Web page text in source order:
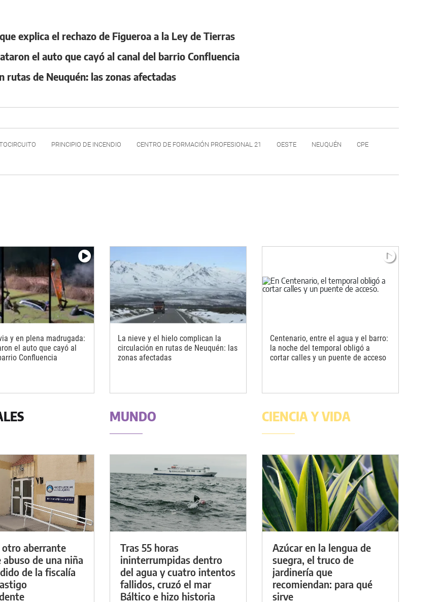
explica el rechazo de Figueroa a la Ley de Tierras
el auto que cayó al canal del barrio Confluencia
rutas de Neuquén: las zonas afectadas
PRINCIPIO DE INCENDIO CENTRO DE FORMACIÓN PROFESIONAL 21 OESTE NEUQUÉN
CPE
y en plena madrugada:
el auto que cayó al
Confluencia
La nieve y el hielo complican la
circulación en rutas de Neuquén: las
zonas afectadas
Centenario, entre el agua y el barro:
la noche del temporal obligó a
cortar calles y un puente de acceso
otro aberrante
abuso de una niña
de la fiscalía
MUNDO
Tras 55 horas
ininterrumpidas dentro
del agua y cuatro intentos
fallidos, cruzó el mar
Báltico e hizo historia
CIENCIA Y VIDA
Azúcar en la lengua de
suegra, el truco de
jardinería que
recomiendan: para qué
sirve